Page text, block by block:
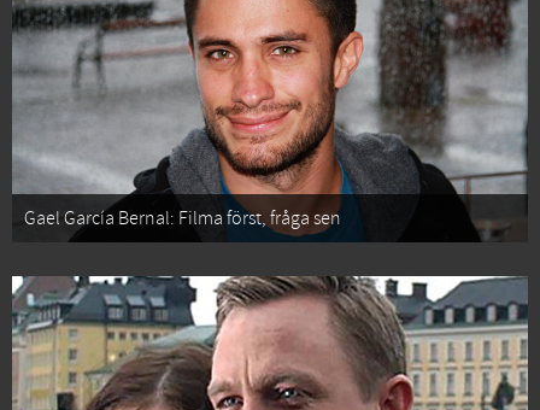
Gael García Bernal: Filma först, fråga sen